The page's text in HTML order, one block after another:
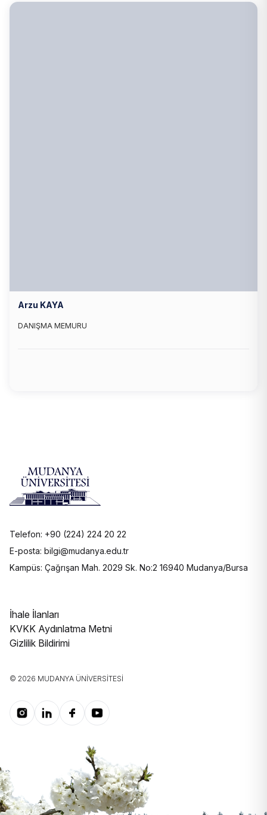
Arzu KAYA
DANIŞMA MEMURU
Telefon: +90 (224) 224 20 22
E-posta: bilgi@mudanya.edu.tr
Kampüs: Çağrışan Mah. 2029 Sk. No:2 16940 Mudanya/Bursa
İhale İlanları
KVKK Aydınlatma Metni
Gizlilik Bildirimi
© 2026 MUDANYA ÜNIVERSITESI